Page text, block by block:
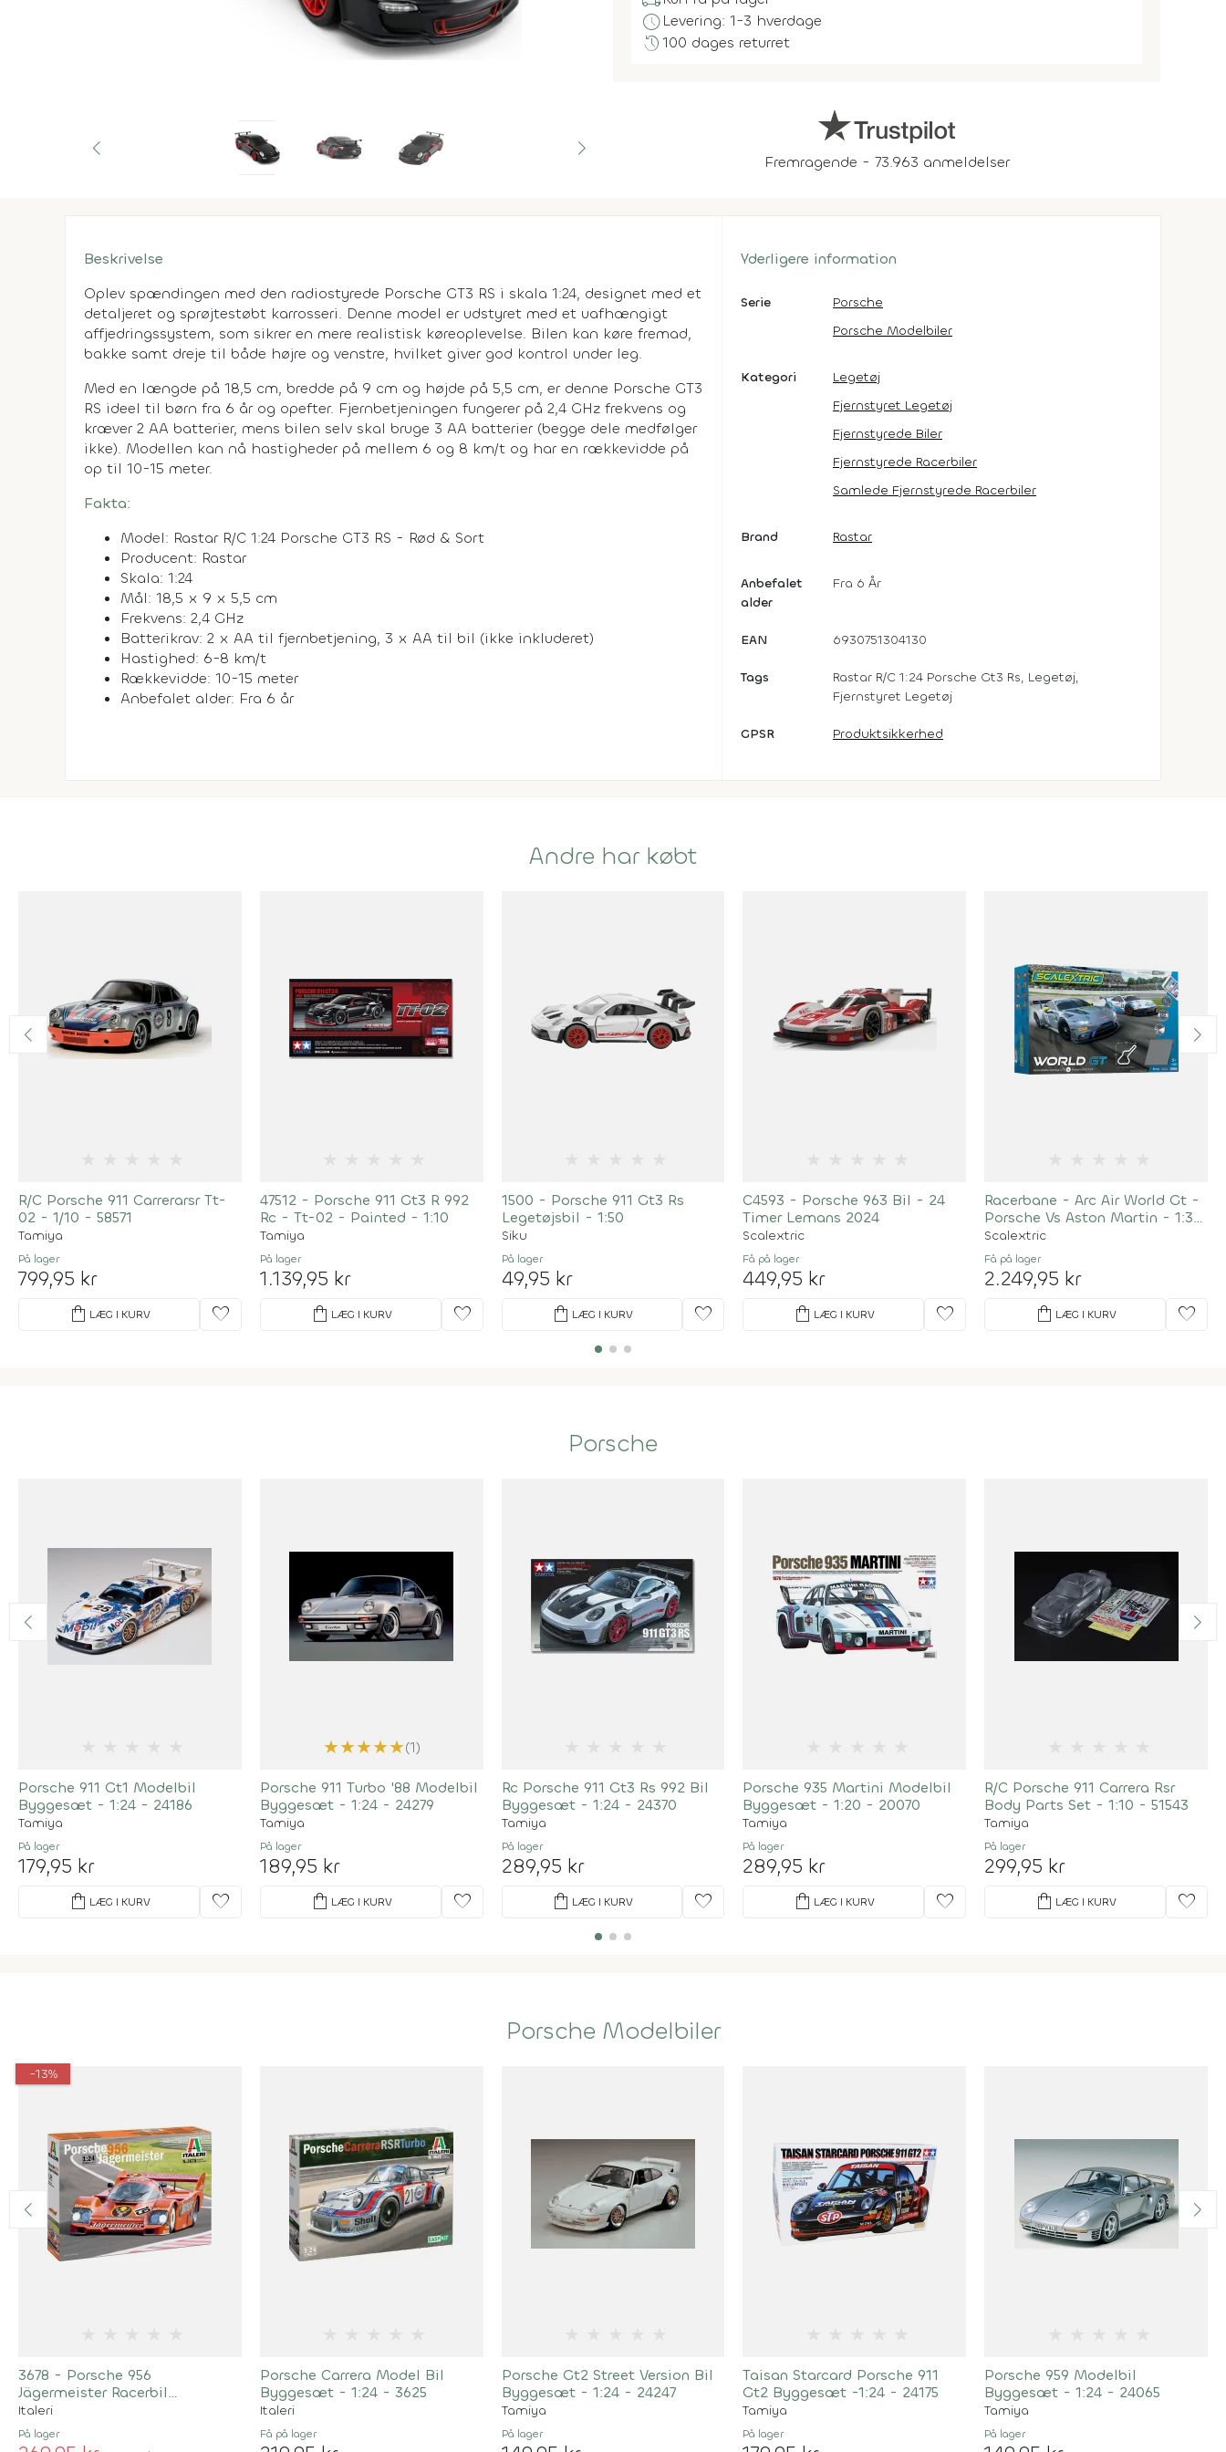
scheduleLevering: 1-3 hverdage
history100 dages returret
Fremragende - 73.963 anmeldelser
Beskrivelse
Oplev spændingen med den radiostyrede Porsche GT3 RS i skala 1:24, designet med et
detaljeret og sprøjtestøbt karrosseri. Denne model er udstyret med et uafhængigt
affjedringssystem, som sikrer en mere realistisk køreoplevelse. Bilen kan køre fremad,
bakke samt dreje til både højre og venstre, hvilket giver god kontrol under leg.
Med en længde på 18,5 cm, bredde på 9 cm og højde på 5,5 cm, er denne Porsche GT3
RS ideel til børn fra 6 år og opefter. Fjernbetjeningen fungerer på 2,4 GHz frekvens og
kræver 2 AA batterier, mens bilen selv skal bruge 3 AA batterier (begge dele medfølger
ikke). Modellen kan nå hastigheder på mellem 6 og 8 km/t og har en rækkevidde på
op til 10-15 meter.
Fakta:
Model: Rastar R/C 1:24 Porsche GT3 RS - Rød & Sort
Producent: Rastar
Skala: 1:24
Mål: 18,5 x 9 x 5,5 cm
Frekvens: 2,4 GHz
Batterikrav: 2 x AA til fjernbetjening, 3 x AA til bil (ikke inkluderet)
Hastighed: 6-8 km/t
Rækkevidde: 10-15 meter
Anbefalet alder: Fra 6 år
Yderligere information
Serie
Porsche
Porsche Modelbiler
Kategori
Legetøj
Fjernstyret Legetøj
Fjernstyrede Biler
Fjernstyrede Racerbiler
Samlede Fjernstyrede Racerbiler
Brand Rastar
Anbefalet
alder
Fra 6 År
EAN 6930751304130
Tags
Rastar R/C 1:24 Porsche Gt3 Rs, Legetøj,
Fjernstyret Legetøj
GPSR Produktsikkerhed
Andre har købt
R/C Porsche 911 Carrerarsr Tt-
02 - 1/10 - 58571
Tamiya
På lager
799,95 kr
shopping_bag LÆG I KURV favorite
47512 - Porsche 911 Gt3 R 992
Rc - Tt-02 - Painted - 1:10
Tamiya
På lager
1.139,95 kr
shopping_bag LÆG I KURV favorite
1500 - Porsche 911 Gt3 Rs
Legetøjsbil - 1:50
Siku
På lager
49,95 kr
shopping_bag LÆG I KURV favorite
C4593 - Porsche 963 Bil - 24
Timer Lemans 2024
Scalextric
Få på lager
449,95 kr
shopping_bag LÆG I KURV favorite
Racerbane - Arc Air World Gt -
Porsche Vs Aston Martin - 1:32
- C1434P
Scalextric
Få på lager
2.249,95 kr
shopping_bag LÆG I KURV favorite
Porsche
Porsche 911 Gt1 Modelbil
Byggesæt - 1:24 - 24186
Tamiya
På lager
179,95 kr
shopping_bag LÆG I KURV favorite
★★★★★(1)
Porsche 911 Turbo '88 Modelbil
Byggesæt - 1:24 - 24279
Tamiya
På lager
189,95 kr
shopping_bag LÆG I KURV favorite
Rc Porsche 911 Gt3 Rs 992 Bil
Byggesæt - 1:24 - 24370
Tamiya
På lager
289,95 kr
shopping_bag LÆG I KURV favorite
Porsche 935 Martini Modelbil
Byggesæt - 1:20 - 20070
Tamiya
På lager
289,95 kr
shopping_bag LÆG I KURV favorite
R/C Porsche 911 Carrera Rsr
Body Parts Set - 1:10 - 51543
Tamiya
På lager
299,95 kr
shopping_bag LÆG I KURV favorite
Porsche Modelbiler
-13%
3678 - Porsche 956
Jägermeister Racerbil
Byggesæt - 1:24
Italeri
På lager
Porsche Carrera Model Bil
Byggesæt - 1:24 - 3625
Italeri
Få på lager
Porsche Gt2 Street Version Bil
Byggesæt - 1:24 - 24247
Tamiya
På lager
Taisan Starcard Porsche 911
Gt2 Byggesæt -1:24 - 24175
Tamiya
På lager
Porsche 959 Modelbil
Byggesæt - 1:24 - 24065
Tamiya
På lager